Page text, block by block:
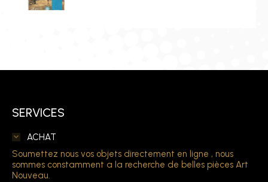
SERVICES
ACHAT
Soumettez nous vos objets directement en ligne , nous
sommes constamment a la recherche de belles pièces Art
Nouveau.